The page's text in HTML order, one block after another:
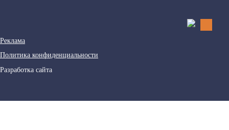
Реклама
Политика конфиденциальности
Разработка сайта